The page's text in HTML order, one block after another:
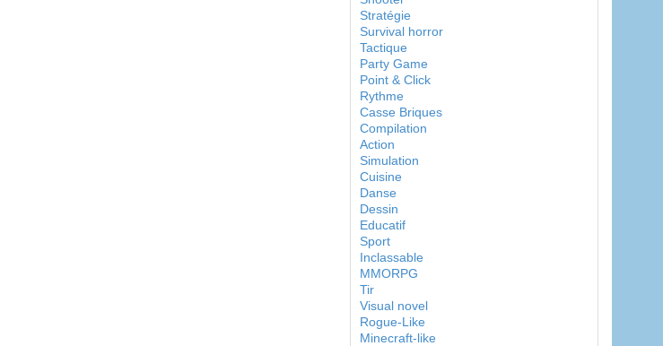
Stratégie
Survival horror
Tactique
Party Game
Point & Click
Rythme
Casse Briques
Compilation
Action
Simulation
Cuisine
Danse
Dessin
Educatif
Sport
Inclassable
MMORPG
Tir
Visual novel
Rogue-Like
Minecraft-like